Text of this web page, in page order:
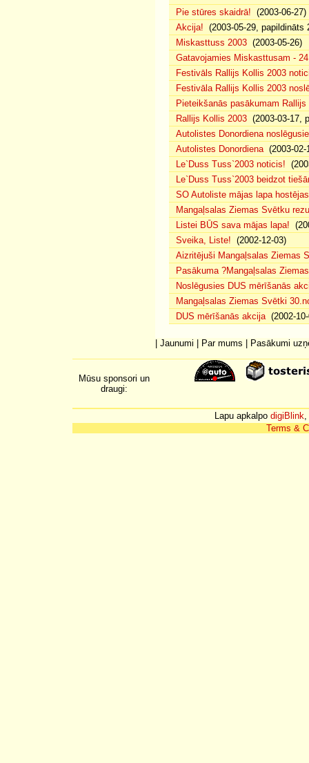
Pie stūres skaidrā! (2003-06-27)
Akcija! (2003-05-29, papildināts
Miskasttuss 2003 (2003-05-26)
Gatavojamies Miskasttusam -
Festivāls Rallijs Kollis 2003
Festivāla Rallijs Kollis 2003
Pieteikšanās pasākumam
Rallijs Kollis 2003 (2003-03-17,
Autolistes Donordiena
Autolistes Donordiena(2003-02-
Le`Duss Tuss`2003 noticis!
Le`Duss Tuss`2003 beidzot
SO Autoliste mājas lapa
Mangaļsalas Ziemas Svētku
Listei BŪS sava mājas lapa!
Sveika, Liste! (2002-12-03)
Aizritējuši Mangaļsalas Ziemas
Pasākuma ?Mangaļsalas
Noslēgusies DUS mērīšanās
Mangaļsalas Ziemas Svētki
DUS mērīšanās akcija(2002-10-
Jaunumi Par mums Pasākumi
Mūsu sponsori un
draugi:
Lapu apkalpo digiBlink,
Terms &